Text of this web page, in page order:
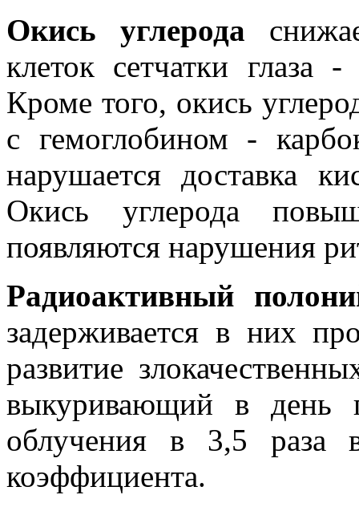
Окись
углерода
клеток сетчатки глаза
Кроме того, окись
с гемоглобином -
нарушается доставка
Окись углерода
появляются нарушения
Радиоактивный
задерживается в них
развитие
выкуривающий в день
облучения в 3,5 раза
коэффициента.